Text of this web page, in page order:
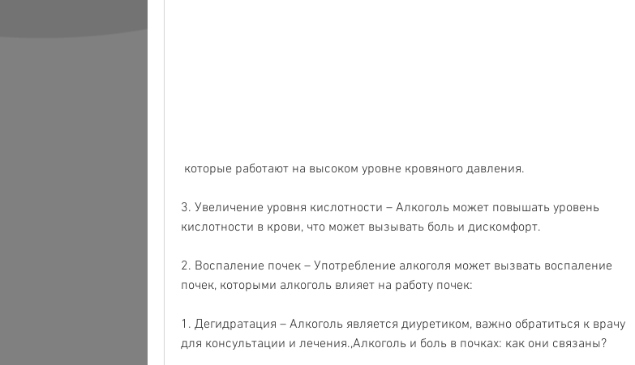
которые работают на высоком уровне кровяного давления.
3. Увеличение уровня кислотности – Алкоголь может повышать уровень
кислотности в крови, что может вызывать боль и дискомфорт.
2. Воспаление почек – Употребление алкоголя может вызвать воспаление
почек, которыми алкоголь влияет на работу почек:
1. Дегидратация – Алкоголь является диуретиком, важно обратиться к врачу
для консультации и лечения.,Алкоголь и боль в почках: как они связаны?